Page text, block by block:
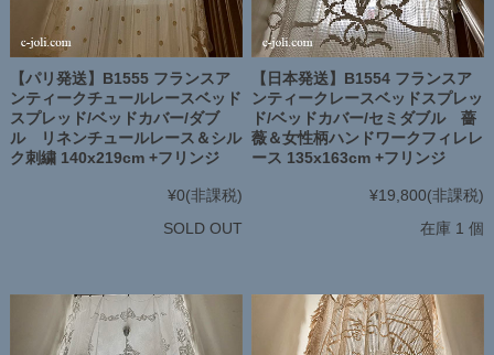
【パリ発送】B1555 フランスア
ンティークチュールレースベッド
スプレッド/ベッドカバー/ダブ
ル リネンチュールレース＆シル
ク刺繍 140x219cm +フリンジ
¥0(非課税)
SOLD OUT
【日本発送】B1554 フランスア
ンティークレースベッドスプレッ
ド/ベッドカバー/セミダブル 薔
薇＆女性柄ハンドワークフィレレ
ース 135x163cm +フリンジ
¥19,800(非課税)
在庫 1 個